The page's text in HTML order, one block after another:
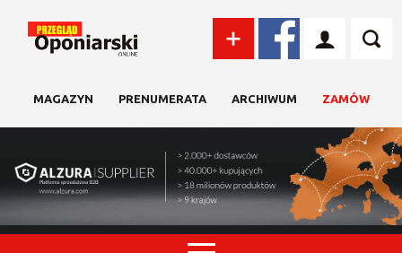
MAGAZYN PRENUMERATA ARCHIWUM ZAMÓW